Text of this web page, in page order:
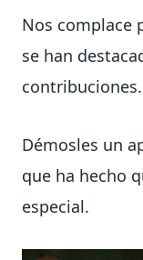
Nos complace
se han
contribuciones.
Démosles un
que ha hecho
especial.